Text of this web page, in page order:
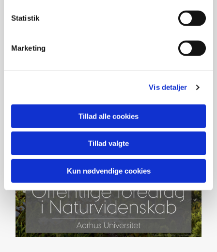
Statistik
Marketing
Vis detaljer
Tillad alle cookies
Tillad valgte
Kun nødvendige cookies
Læs mere om foredragsholderen og foredraget